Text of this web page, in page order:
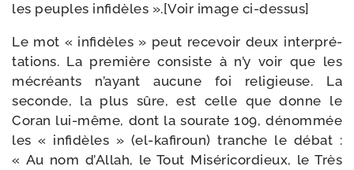
les peuples infi­dèles ».[Voir image ci-dessus]
Le mot « infi­dèles » peut rece­voir deux inter­pré­
ta­tions. La pre­mière consiste à n’y voir que les
mécréants n’ayant aucune foi reli­gieuse. La
seconde, la plus sûre, est celle que donne le
Coran lui-​même, dont la sou­rate 109, dénom­mée
les « infi­dèles » (el-​kafiroun) tranche le débat :
« Au nom d’Allah, le Tout Miséricordieux, le Très